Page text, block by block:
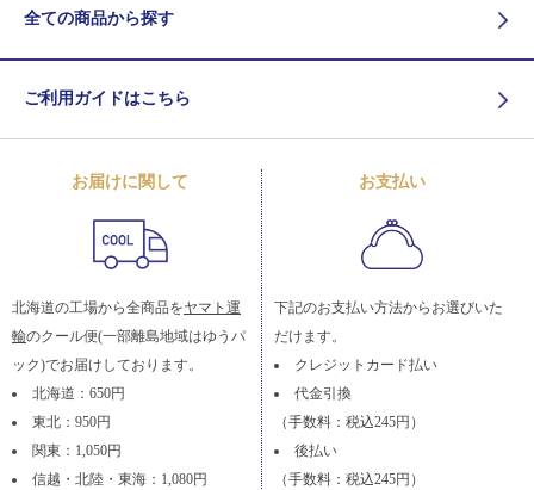
全ての商品から探す
ご利用ガイドはこちら
お届けに関して
北海道の工場から全商品をヤマト運
輸のクール便(一部離島地域はゆうパ
ック)でお届けしております。
北海道：650円
東北：950円
関東：1,050円
信越・北陸・東海：1,080円
お支払い
下記のお支払い方法からお選びいた
だけます。
クレジットカード払い
代金引換
（手数料：税込245円）
後払い
（手数料：税込245円）